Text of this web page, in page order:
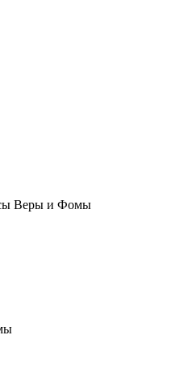
Веры и Фомы